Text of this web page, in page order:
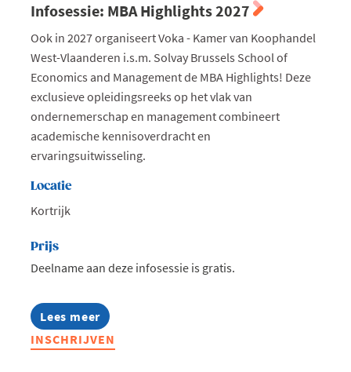
Infosessie: MBA Highlights 2027
Ook in 2027 organiseert Voka - Kamer van Koophandel
West-Vlaanderen i.s.m. Solvay Brussels School of
Economics and Management de MBA Highlights! Deze
exclusieve opleidingsreeks op het vlak van
ondernemerschap en management combineert
academische kennisoverdracht en
ervaringsuitwisseling.
Locatie
Kortrijk
Prijs
Deelname aan deze infosessie is gratis.
Lees meer
about
Infosessie:
MBA
INSCHRIJVEN